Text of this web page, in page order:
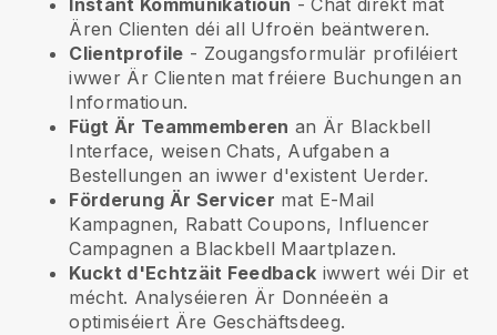
Instant Kommunikatioun - Chat direkt mat
Ären Clienten déi all Ufroën beäntweren.
Clientprofile - Zougangsformulär profiléiert
iwwer Är Clienten mat fréiere Buchungen an
Informatioun.
Fügt Är Teammemberen an Är Blackbell
Interface, weisen Chats, Aufgaben a
Bestellungen an iwwer d'existent Uerder.
Förderung Är Servicer mat E-Mail
Kampagnen, Rabatt Coupons, Influencer
Campagnen a Blackbell Maartplazen.
Kuckt d'Echtzäit Feedback iwwert wéi Dir et
mécht. Analyséieren Är Donnéeën a
optimiséiert Äre Geschäftsdeeg.